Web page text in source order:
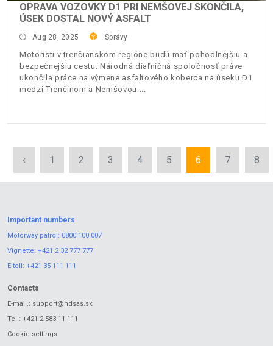
OPRAVA VOZOVKY D1 PRI NEMŠOVEJ SKONČILA,
ÚSEK DOSTAL NOVÝ ASFALT
Aug 28, 2025 Správy
Motoristi v trenčianskom regióne budú mať pohodlnejšiu a
bezpečnejšiu cestu. Národná diaľničná spoločnosť práve
ukončila práce na výmene asfaltového koberca na úseku D1
medzi Trenčínom a Nemšovou.
‹ 1 2 3 4 5 6 7 8
Important numbers
Motorway patrol: 0800 100 007
Vignette: +421 2 32 777 777
E-toll: +421 35 111 111
Contacts
E-mail.: support@ndsas.sk
Tel.: +421 2 583 11 111
Cookie settings